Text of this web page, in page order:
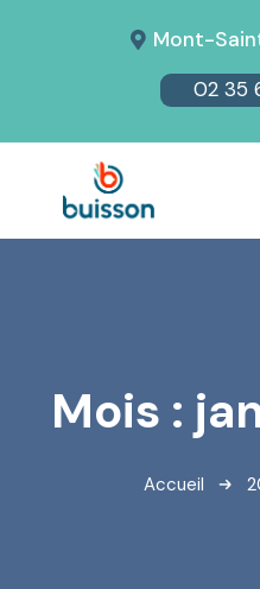
Mont-
02 35
Mois :
Accueil